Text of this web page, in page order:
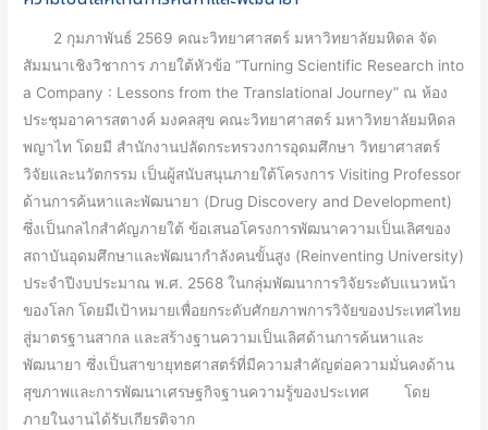
2 กุมภาพันธ์ 2569 คณะวิทยาศาสตร์ มหาวิทยาลัยมหิดล จัด
สัมมนาเชิงวิชาการ ภายใต้หัวข้อ “Turning Scientific Research into
a Company : Lessons from the Translational Journey” ณ ห้อง
ประชุมอาคารสตางค์ มงคลสุข คณะวิทยาศาสตร์ มหาวิทยาลัยมหิดล
พญาไท โดยมี สำนักงานปลัดกระทรวงการอุดมศึกษา วิทยาศาสตร์
วิจัยและนวัตกรรม เป็นผู้สนับสนุนภายใต้โครงการ Visiting Professor
ด้านการค้นหาและพัฒนายา (Drug Discovery and Development)
ซึ่งเป็นกลไกสำคัญภายใต้ ข้อเสนอโครงการพัฒนาความเป็นเลิศของ
สถาบันอุดมศึกษาและพัฒนากำลังคนขั้นสูง (Reinventing University)
ประจำปีงบประมาณ พ.ศ. 2568 ในกลุ่มพัฒนาการวิจัยระดับแนวหน้า
ของโลก โดยมีเป้าหมายเพื่อยกระดับศักยภาพการวิจัยของประเทศไทย
สู่มาตรฐานสากล และสร้างฐานความเป็นเลิศด้านการค้นหาและ
พัฒนายา ซึ่งเป็นสาขายุทธศาสตร์ที่มีความสำคัญต่อความมั่นคงด้าน
สุขภาพและการพัฒนาเศรษฐกิจฐานความรู้ของประเทศ โดย
ภายในงานได้รับเกียรติจาก
Lessons
Translational
เพื่อ
ยก
ศักยภาพ
ของ
สู่